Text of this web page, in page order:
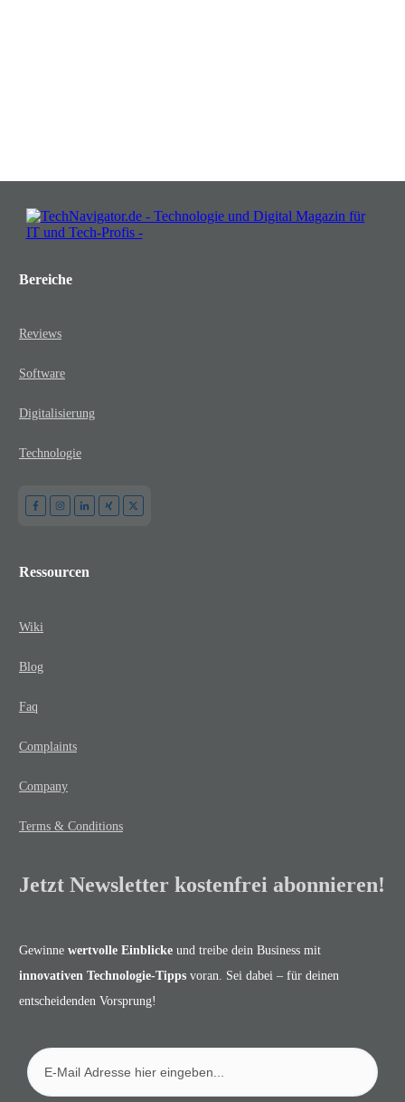
Bereiche
Reviews
Software
Digitalisierung
Technologie
Ressourcen
Wiki
Blog
Faq
Complaints
Company
Terms & Conditions
Jetzt Newsletter kostenfrei abonnieren!
Gewinne wertvolle Einblicke und treibe dein Business mit
innovativen Technologie-Tipps voran. Sei dabei – für deinen
entscheidenden Vorsprung!